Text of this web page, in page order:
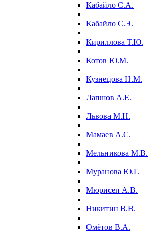
Кабайло С.А.
Кабайло С.Э.
Кириллова Т.Ю.
Котов Ю.М.
Кузнецова Н.М.
Лапшов А.Е.
Львова М.Н.
Мамаев А.С.
Мельникова М.В.
Муранова Ю.Г.
Мюрисеп А.В.
Никитин В.В.
Омётов В.А.